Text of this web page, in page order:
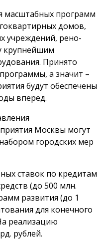
масштабных программ
домов,
учреж­дений, рено­­
крупнейшим
Принято
а значит –
будут обеспечены
вперед.
Москвы могут
городских мер
ставок по кредитам
(до 500 млн.
развития (до 1
для конечного
реализацию
рублей.